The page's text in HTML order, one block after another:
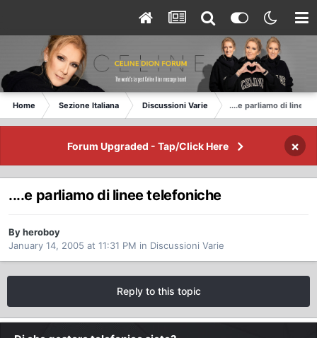
Home Sezione Italiana Discussioni Varie ....e parliamo di linee
Forum Upgraded - Tap/Click Here ×
....e parliamo di linee telefoniche
By heroboy
January 14, 2005 at 11:31 PM in Discussioni Varie
Reply to this topic